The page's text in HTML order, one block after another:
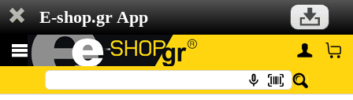
E-shop.gr App